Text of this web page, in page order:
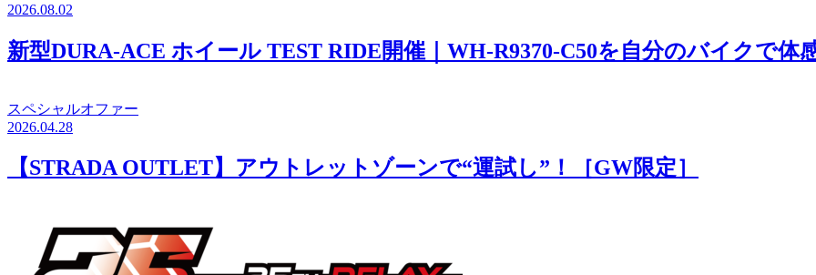
2026.08.02
新型DURA-ACE ホイール TEST RIDE開催｜WH-R9370-C50を自分のバイクで体
スペシャルオファー
2026.04.28
【STRADA OUTLET】アウトレットゾーンで“運試し”！［GW限定］